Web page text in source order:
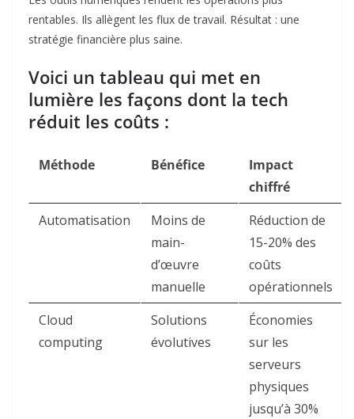
rentables. Ils allègent les flux de travail. Résultat : une
stratégie financière plus saine.
Voici un tableau qui met en
lumière les façons dont la tech
réduit les coûts :
Méthode Bénéfice
Impact
chiffré
Automatisation
Moins de
main-
d’œuvre
manuelle
Réduction de
15-20% des
coûts
opérationnels
Cloud
computing
Solutions
évolutives
Économies
sur les
serveurs
physiques
jusqu’à 30%